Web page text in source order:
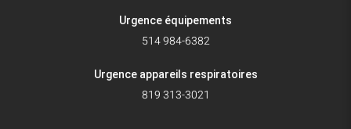
Urgence équipements
514 984-6382
Urgence appareils respiratoires
819 313-3021